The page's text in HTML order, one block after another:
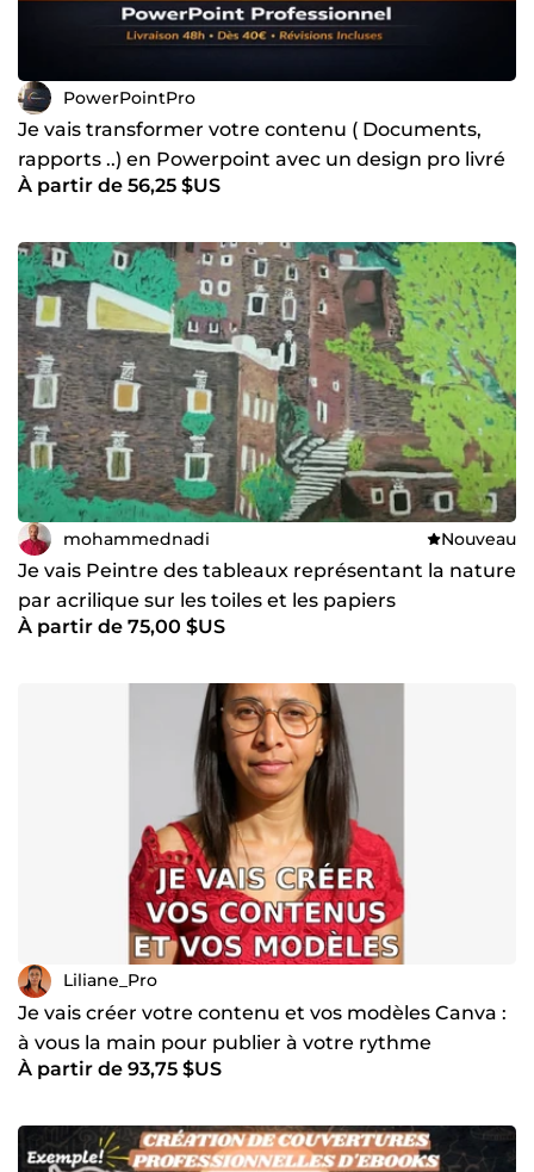
PowerPointPro
Je vais transformer votre contenu ( Documents,
rapports ..) en Powerpoint avec un design pro livré
en 24/48h
À partir de 56,25 $US
mohammednadi Nouveau
Je vais Peintre des tableaux représentant la nature
par acrilique sur les toiles et les papiers
À partir de 75,00 $US
Liliane_Pro
Je vais créer votre contenu et vos modèles Canva :
à vous la main pour publier à votre rythme
À partir de 93,75 $US